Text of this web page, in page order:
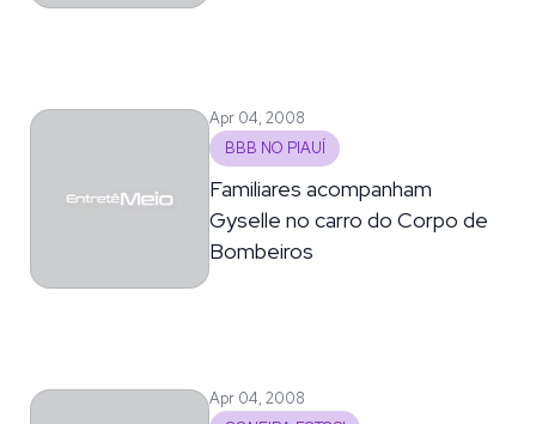
Apr 04, 2008
BBB NO PIAUÍ
Familiares acompanham
Gyselle no carro do Corpo de
Bombeiros
Apr 04, 2008